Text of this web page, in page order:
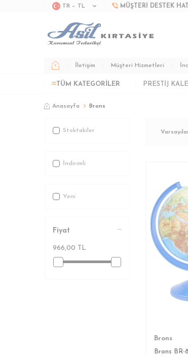
TR − TL MÜŞTERI DESTEK
İletişim Müşteri Hizmetleri
TÜM KATEGORILER PRESTIJ
Anasayfa Brons
Stoktakiler
İndirimli
Yeni
Fiyat
966,00 TL
Brons
Brons BR-